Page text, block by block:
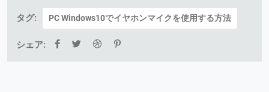
タグ: PC Windows10でイヤホンマイクを使用する方法
シェア: